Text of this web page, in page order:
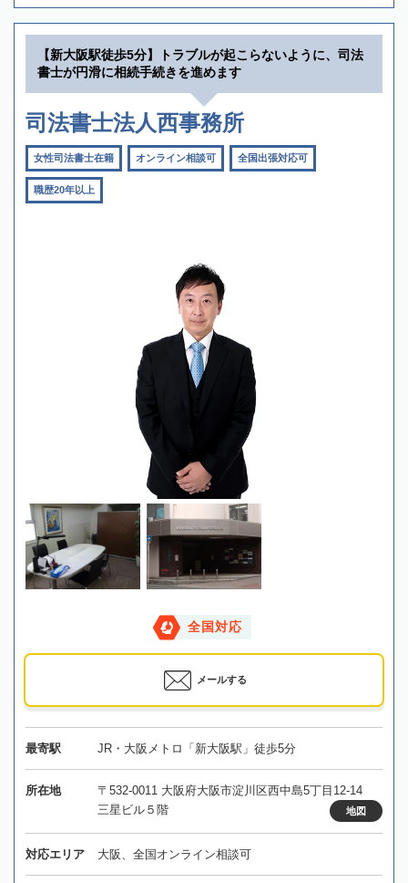
【新大阪駅徒歩5分】トラブルが起こらないように、司法
書士が円滑に相続手続きを進めます
司法書士法人西事務所
女性司法書士在籍 オンライン相談可 全国出張対応可
職歴20年以上
全国対応
メールする
最寄駅 JR・大阪メトロ「新大阪駅」徒歩5分
所在地
〒532-0011 大阪府大阪市淀川区西中島5丁目12-14
三星ビル５階
地図
対応エリア 大阪、全国オンライン相談可